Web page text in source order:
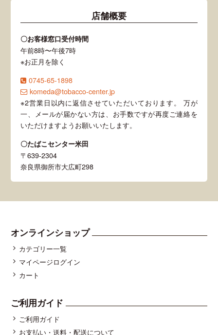
店舗概要
〇お客様窓口受付時間
午前8時〜午後7時
※お正月を除く
0745-65-1898
komeda@tobacco-center.jp
※2営業日以内に返信させていただいております。 万が
一、メールが届かない方は、お手数ですが再度ご連絡を
いただけますようお願いいたします。
〇たばこセンター米田
〒639-2304
奈良県御所市大広町298
オンラインショップ
カテゴリー一覧
マイページログイン
カート
ご利用ガイド
ご利用ガイド
お支払い・送料・配送について